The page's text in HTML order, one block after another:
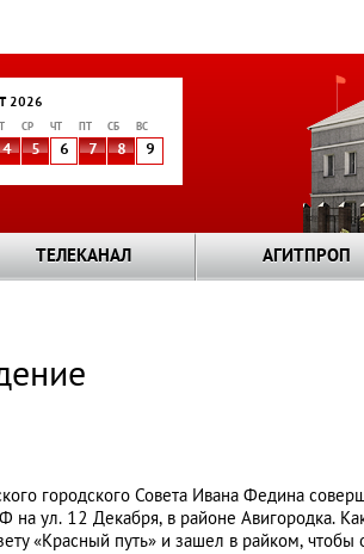
2026
СР ЧТ СБ ВС
4 5 6 7 8 9
ТЕЛЕКАНАЛ АГИТПРОП
городского Совета Ивана Федина
ул. 12 Декабря, в районе Авигородка.
«Красный путь» и зашел в райком, чтобы